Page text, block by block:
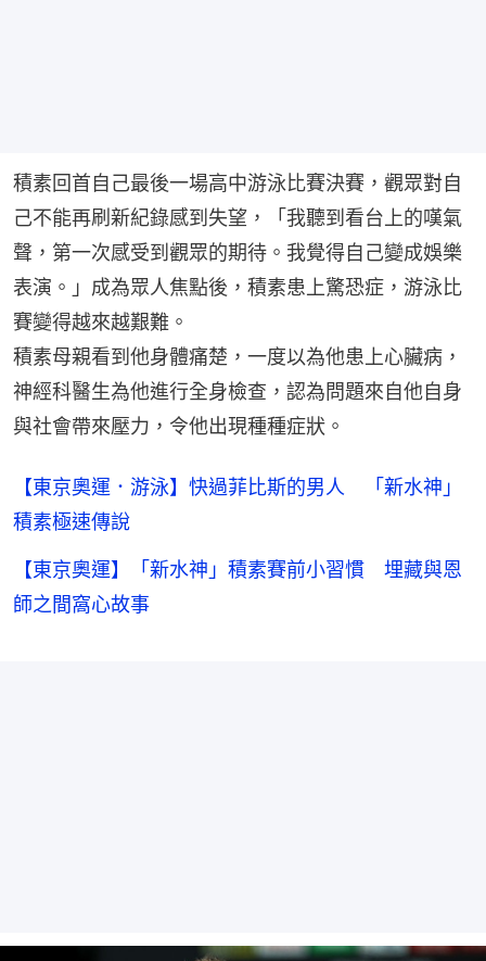
積素回首自己最後一場高中游泳比賽決賽，觀眾對自
己不能再刷新紀錄感到失望，「我聽到看台上的嘆氣
聲，第一次感受到觀眾的期待。我覺得自己變成娛樂
表演。」成為眾人焦點後，積素患上驚恐症，游泳比
賽變得越來越艱難。
積素母親看到他身體痛楚，一度以為他患上心臟病，
神經科醫生為他進行全身檢查，認為問題來自他自身
與社會帶來壓力，令他出現種種症狀。
【東京奧運．游泳】快過菲比斯的男人 「新水神」
積素極速傳說
【東京奧運】「新水神」積素賽前小習慣 埋藏與恩
師之間窩心故事